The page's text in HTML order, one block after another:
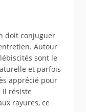
doit conjuguer
Autour
sont le
et parfois
apprécié pour
Il résiste
rayures, ce